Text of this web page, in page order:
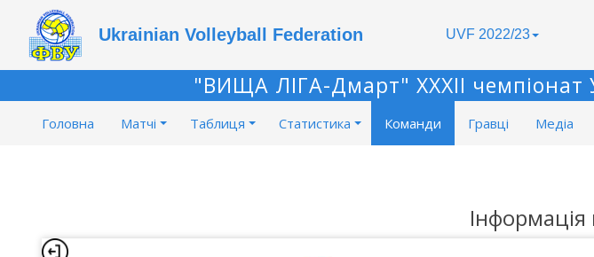
Ukrainian Volleyball Federation UVF 2022/23
"ВИЩА ЛІГА-Дмарт" XXXII чемпіонат
Головна Матчі Таблиця Статистика Команди Гравці Медіа